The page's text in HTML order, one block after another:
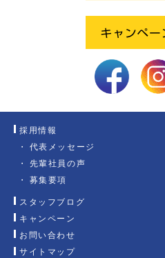
採用情報
代表メッセージ
先輩社員の声
募集要項
スタッフブログ
キャンペーン
お問い合わせ
サイトマップ